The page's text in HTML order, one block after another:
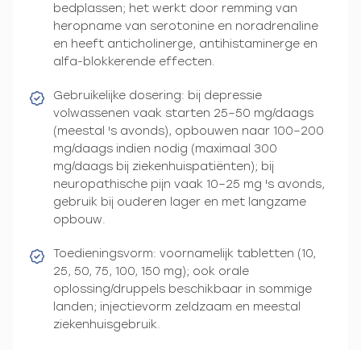
bedplassen; het werkt door remming van
heropname van serotonine en noradrenaline
en heeft anticholinerge, antihistaminerge en
alfa-blokkerende effecten.
Gebruikelijke dosering: bij depressie
volwassenen vaak starten 25–50 mg/daags
(meestal 's avonds), opbouwen naar 100–200
mg/daags indien nodig (maximaal 300
mg/daags bij ziekenhuispatiënten); bij
neuropathische pijn vaak 10–25 mg 's avonds,
gebruik bij ouderen lager en met langzame
opbouw.
Toedieningsvorm: voornamelijk tabletten (10,
25, 50, 75, 100, 150 mg); ook orale
oplossing/druppels beschikbaar in sommige
landen; injectievorm zeldzaam en meestal
ziekenhuisgebruik.